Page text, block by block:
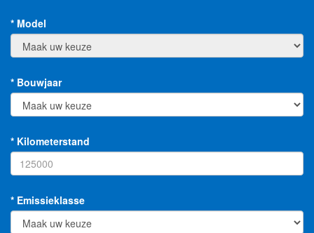
* Model
* Bouwjaar
* Kilometerstand
* Emissieklasse